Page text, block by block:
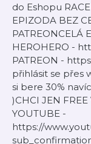
do Eshopu
EPIZODA BEZ
PATREONCELÁ
HEROHERO -
PATREON -
přihlásit se přes
si bere 30%
)CHCI JEN
YOUTUBE -
https://